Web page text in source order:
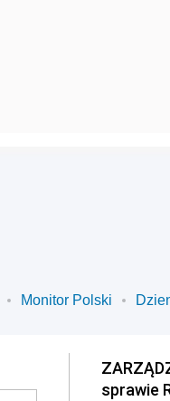
Monitor Polski
sprawie